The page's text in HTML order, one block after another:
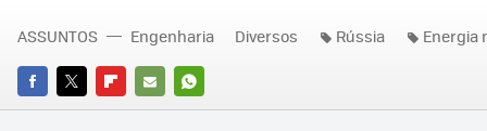
FACEBOOK
TWITTERFLIPBOARD
E-
WHATSAPP
ASSUNTOS Engenharia Diversos Rússia Energia